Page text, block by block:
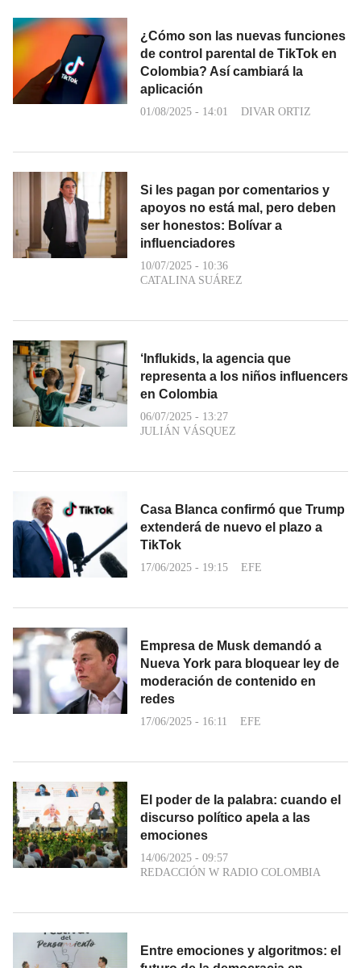
¿Cómo son las nuevas funciones
de control parental de TikTok en
Colombia? Así cambiará la
aplicación
01/08/2025 - 14:01 DIVAR ORTIZ
Si les pagan por comentarios y
apoyos no está mal, pero deben
ser honestos: Bolívar a
influenciadores
10/07/2025 - 10:36
CATALINA SUÁREZ
‘Influkids, la agencia que
representa a los niños influencers
en Colombia
06/07/2025 - 13:27
JULIÁN VÁSQUEZ
Casa Blanca confirmó que Trump
extenderá de nuevo el plazo a
TikTok
17/06/2025 - 19:15 EFE
Empresa de Musk demandó a
Nueva York para bloquear ley de
moderación de contenido en
redes
17/06/2025 - 16:11 EFE
El poder de la palabra: cuando el
discurso político apela a las
emociones
14/06/2025 - 09:57
REDACCIÓN W RADIO COLOMBIA
Entre emociones y algoritmos: el